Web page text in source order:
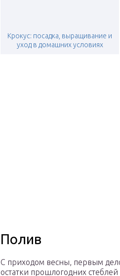
Крокус: посадка, выращивание и
уход в домашних условиях
Полив
С приходом весны, первым
остатки прошлогодних